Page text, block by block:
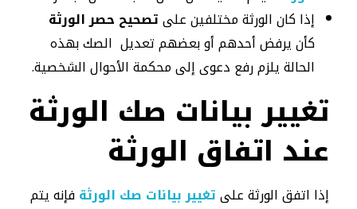
إذا كان الورثة مختلفين علىتصحيح حصر الورثة
كأن يرفض أحدهم أو بعضهم تعديل الصك بهذه
الحالة يلزم رفع دعوى إلى محكمة الأحوال الشخصية.
تغيير بيانات صك الورثة
عند اتفاق الورثة
إذا اتفق الورثة علىتغيير بيانات صك الورثةفإنه يتم